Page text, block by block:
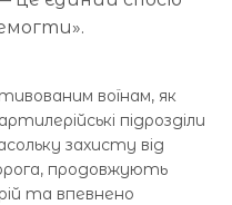
воїнам, як
підрозділи
захисту від
продовжують
та впевнено